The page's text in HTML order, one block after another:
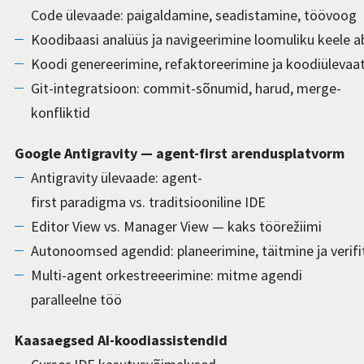
Code ülevaade: paigaldamine, seadistamine, töövoog
Koodibaasi analüüs ja navigeerimine loomuliku keele
Koodi genereerimine, refaktoreerimine ja
Git-integratsioon: commit-sõnumid, harud, merge-
konfliktid
Google Antigravity — agent-first arendusplatvorm
Antigravity ülevaade: agent-
first paradigma vs. traditsiooniline IDE
Editor View vs. Manager View — kaks töörežiimi
Autonoomsed agendid: planeerimine, täitmine ja
Multi-agent orkestreeerimine: mitme agendi
paralleelne töö
Kaasaegsed AI-koodiassistendid